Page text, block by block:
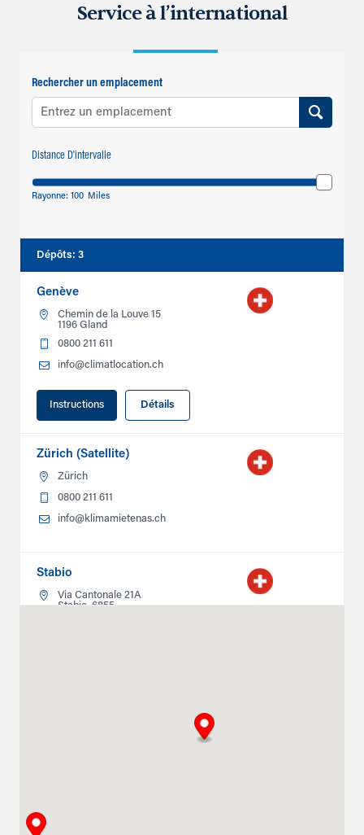
Service à l’international
Rechercher un emplacement
Distance D'intervalle
Rayonne: 100 Miles
Dépôts: 3
Genève
Chemin de la Louve 15
1196 Gland
0800 211 611
info@climatlocation.ch
Instructions Détails
Zürich (Satellite)
Zürich
0800 211 611
info@klimamietenas.ch
Stabio
Via Cantonale 21A
Stabio, 6855